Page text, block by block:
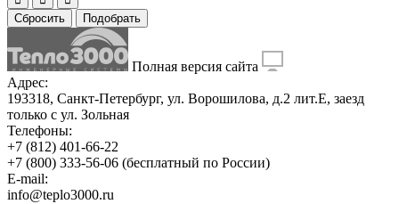
Сбросить Подобрать
Полная версия сайта
Адрес:
193318, Санкт-Петербург, ул. Ворошилова, д.2 лит.Е, заезд
только с ул. Зольная
Телефоны:
+7 (812) 401-66-22
+7 (800) 333-56-06 (бесплатный по России)
E-mail:
info@teplo3000.ru